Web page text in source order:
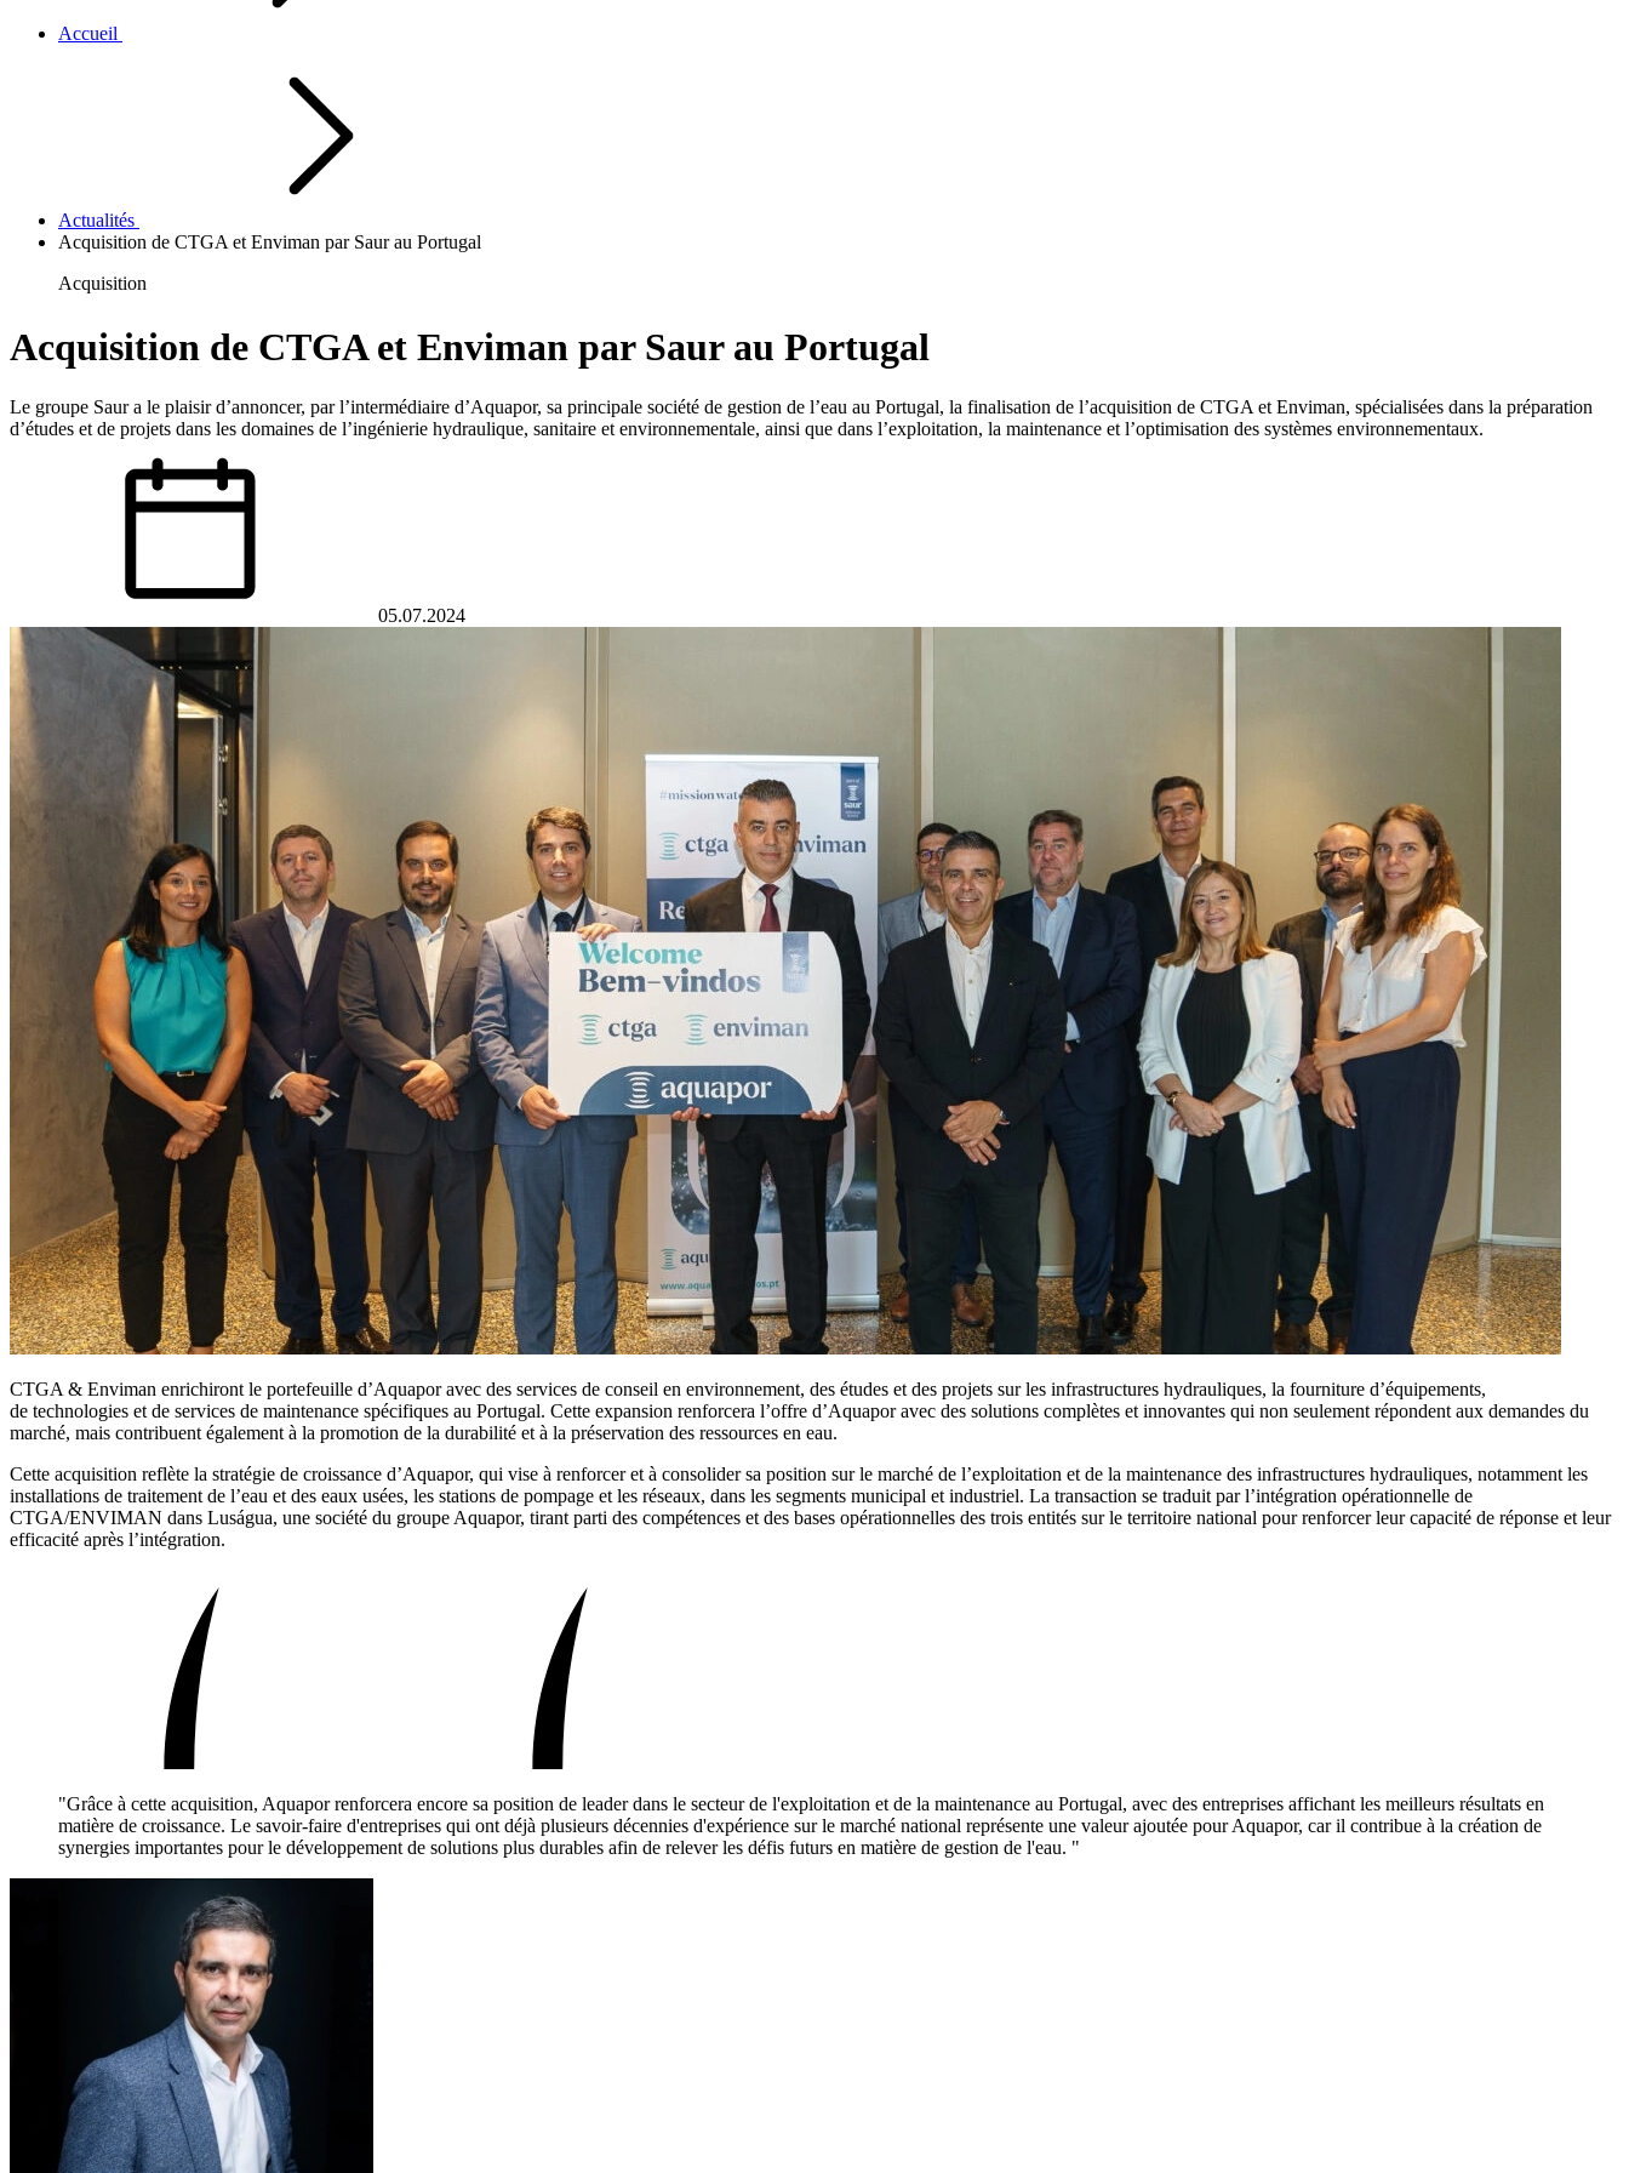
Accueil
Actualités
Acquisition de CTGA et Enviman par Saur au Portugal
Acquisition
Acquisition de CTGA et Enviman par Saur au Portugal
Le groupe Saur a le plaisir d’annoncer, par l’intermédiaire d’Aquapor, sa principale société de gestion de l’eau au Portugal, la finalisation de l’acquisition de CTGA et Enviman, spécialisées dans la préparation
d’études et de projets dans les domaines de l’ingénierie hydraulique, sanitaire et environnementale, ainsi que dans l’exploitation, la maintenance et l’optimisation des systèmes environnementaux.
05.07.2024
CTGA & Enviman enrichiront le portefeuille d’Aquapor avec des services de conseil en environnement, des études et des projets sur les infrastructures hydrauliques, la fourniture d’équipements,
de technologies et de services de maintenance spécifiques au Portugal. Cette expansion renforcera l’offre d’Aquapor avec des solutions complètes et innovantes qui non seulement répondent aux demandes du
marché, mais contribuent également à la promotion de la durabilité et à la préservation des ressources en eau.
Cette acquisition reflète la stratégie de croissance d’Aquapor, qui vise à renforcer et à consolider sa position sur le marché de l’exploitation et de la maintenance des infrastructures hydrauliques, notamment les
installations de traitement de l’eau et des eaux usées, les stations de pompage et les réseaux, dans les segments municipal et industriel. La transaction se traduit par l’intégration opérationnelle de
CTGA/ENVIMAN dans Luságua, une société du groupe Aquapor, tirant parti des compétences et des bases opérationnelles des trois entités sur le territoire national pour renforcer leur capacité de réponse et leur
efficacité après l’intégration.
"Grâce à cette acquisition, Aquapor renforcera encore sa position de leader dans le secteur de l'exploitation et de la maintenance au Portugal, avec des entreprises affichant les meilleurs résultats en
matière de croissance. Le savoir-faire d'entreprises qui ont déjà plusieurs décennies d'expérience sur le marché national représente une valeur ajoutée pour Aquapor, car il contribue à la création de
synergies importantes pour le développement de solutions plus durables afin de relever les défis futurs en matière de gestion de l'eau. "